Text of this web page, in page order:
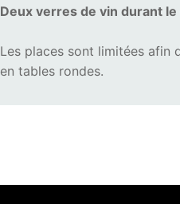
Deux verres de vin durant
Les places sont limitées afin
en tables rondes.